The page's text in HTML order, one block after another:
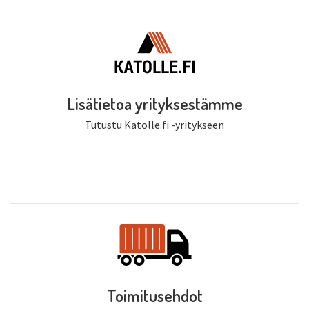
Lisätietoa yrityksestämme
Tutustu Katolle.fi -yritykseen
Toimitusehdot